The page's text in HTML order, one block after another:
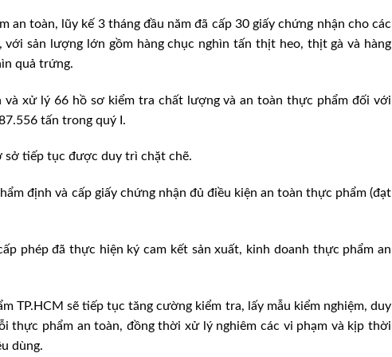
an toàn, lũy kế 3 tháng đầu năm đã cấp 30 giấy chứng nhận cho các
sản lượng lớn gồm hàng chục nghìn tấn thịt heo, thịt gà và hàng
quả trứng.
xử lý 66 hồ sơ kiểm tra chất lượng và an toàn thực phẩm đối với
tấn trong quý I.
sở tiếp tục được duy trì chặt chẽ.
định và cấp giấy chứng nhận đủ điều kiện an toàn thực phẩm (đạt
phép đã thực hiện ký cam kết sản xuất, kinh doanh thực phẩm an
TP.HCM sẽ tiếp tục tăng cường kiểm tra, lấy mẫu kiểm nghiệm, duy
thực phẩm an toàn, đồng thời xử lý nghiêm các vi phạm và kịp thời
dùng.